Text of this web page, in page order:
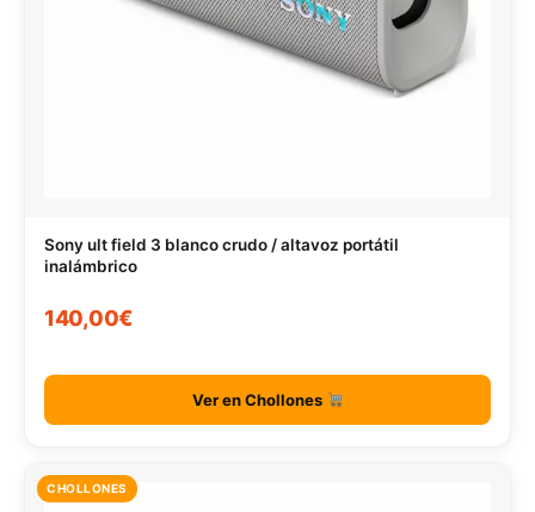
Sony ult field 3 blanco crudo / altavoz portátil
inalámbrico
140,00€
Ver en Chollones
CHOLLONES